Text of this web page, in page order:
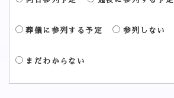
葬儀に参列する予定 参列しない
まだわからない